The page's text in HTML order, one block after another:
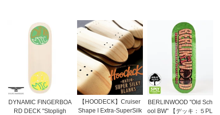
DYNAMIC FINGERBOA
RD DECK "Stopligh
【HOODECK】Cruiser
Shape I Extra-SuperSilk
BERLINWOOD "Old Sch
ool BW" 【デッキ：５PL